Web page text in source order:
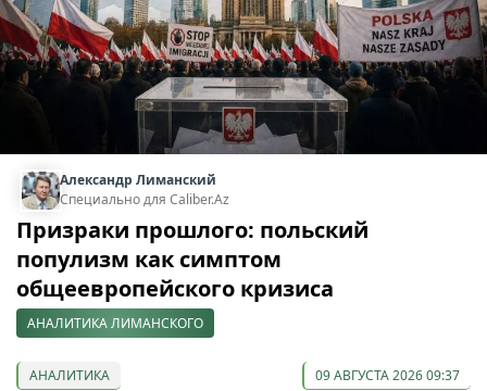
Александр Лиманский
Специально для Caliber.Az
Призраки прошлого: польский
популизм как симптом
общеевропейского кризиса
АНАЛИТИКА ЛИМАНСКОГО
АНАЛИТИКА 09 АВГУСТА 2026 09:37